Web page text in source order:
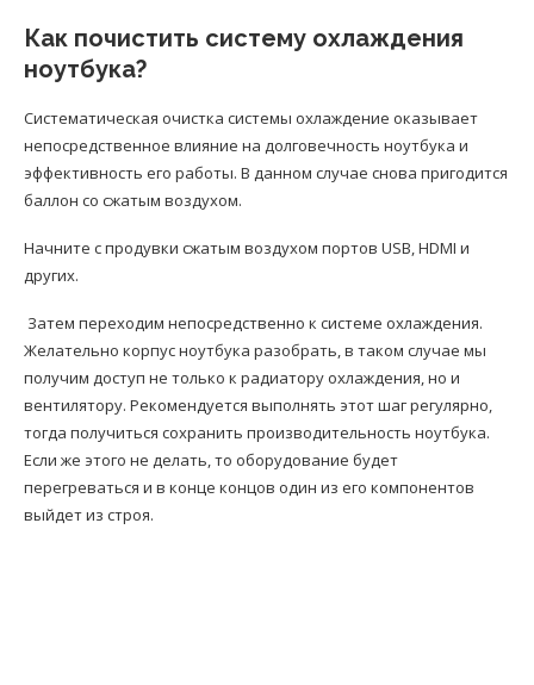
Как почистить систему охлаждения
ноутбука?
Систематическая очистка системы охлаждение оказывает
непосредственное влияние на долговечность ноутбука и
эффективность его работы. В данном случае снова пригодится
баллон со сжатым воздухом.
Начните с продувки сжатым воздухом портов USB, HDMI и
других.
Затем переходим непосредственно к системе охлаждения.
Желательно корпус ноутбука разобрать, в таком случае мы
получим доступ не только к радиатору охлаждения, но и
вентилятору. Рекомендуется выполнять этот шаг регулярно,
тогда получиться сохранить производительность ноутбука.
Если же этого не делать, то оборудование будет
перегреваться и в конце концов один из его компонентов
выйдет из строя.